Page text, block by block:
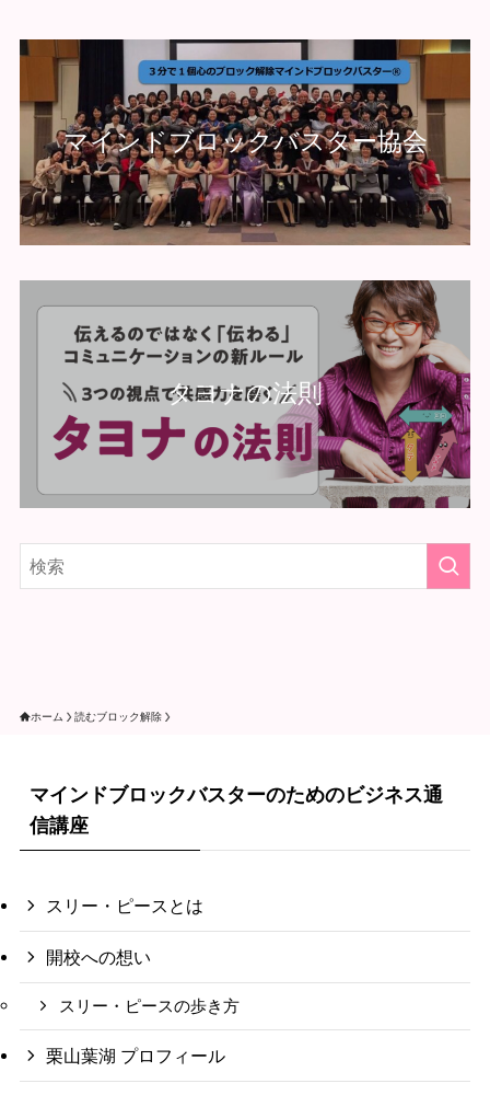
マインドブロックバスター協会
タヨナの法則
ホーム 読むブロック解除
マインドブロックバスターのためのビジネス通
信講座
スリー・ピースとは
開校への想い
スリー・ピースの歩き方
栗山葉湖 プロフィール